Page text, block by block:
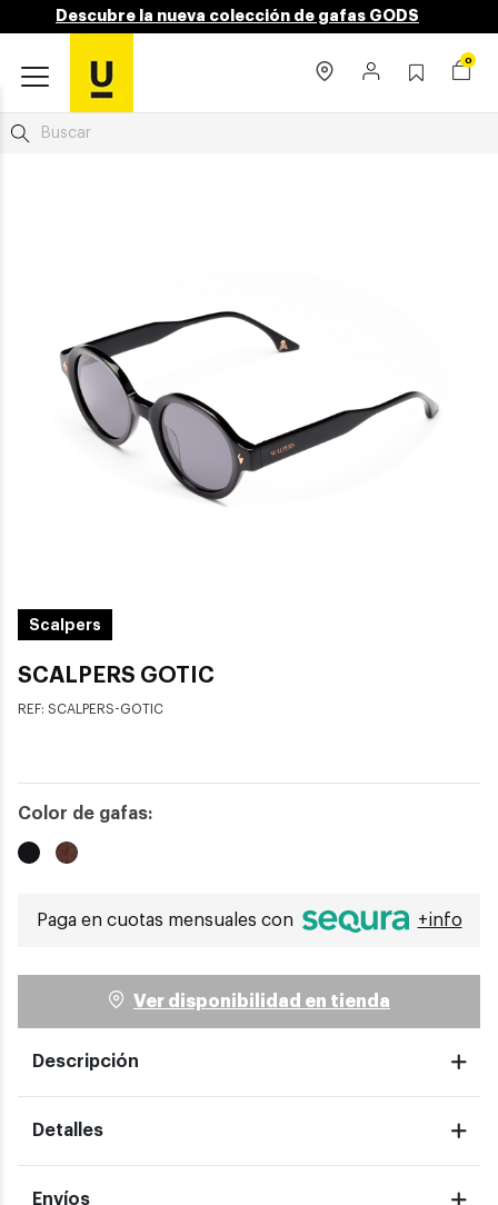
Descubre la nueva colección de gafas GODS
0
Scalpers
SCALPERS GOTIC
REF: SCALPERS-GOTIC
Color de gafas:
Paga en cuotas mensuales con +info
Ver disponibilidad en tienda
Descripción
Detalles
Envíos